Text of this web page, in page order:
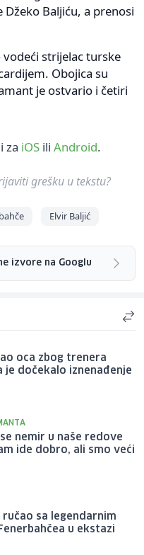
Baljiću, a prenosi
strijelac turske
Obojica su
je ostvario i četiri
za iOS ili Android.
grešku u tekstu?
Elvir Baljić
izvore na Googlu
oca zbog trenera
je dočekalo iznenađenje
nemir u naše redove
ide dobro, ali smo veći
ručao sa legendarnim
u ekstazi